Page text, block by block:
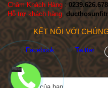
Chăm Khách Hàng :
Hỗ trợ khách hàng
KẾT NỐI VỚI
Facebook Twitter